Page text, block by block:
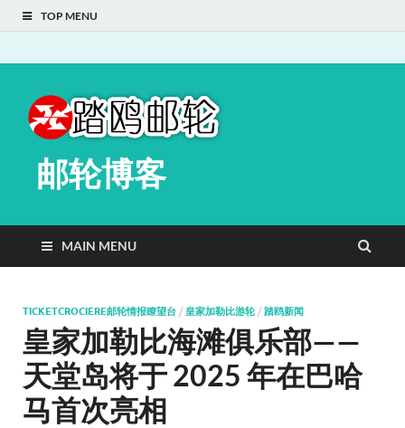
TOP MENU
邮轮博客
MAIN MENU
TICKETCROCIERE邮轮情报瞭望台 / 皇家加勒比游轮 / 踏鸥新闻
皇家加勒比海滩俱乐部——
天堂岛将于 2025 年在巴哈
马首次亮相